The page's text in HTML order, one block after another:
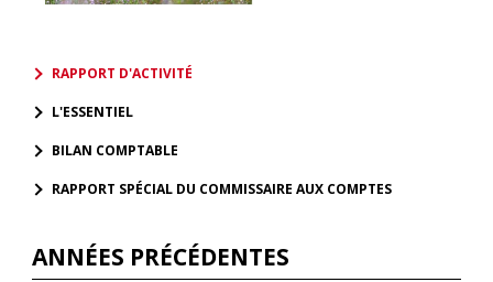
RAPPORT D'ACTIVITÉ
L'ESSENTIEL
BILAN COMPTABLE
RAPPORT SPÉCIAL DU COMMISSAIRE AUX COMPTES
ANNÉES PRÉCÉDENTES